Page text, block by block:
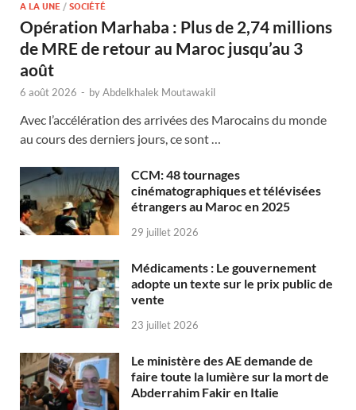
A LA UNE / SOCIÉTÉ
Opération Marhaba : Plus de 2,74 millions
de MRE de retour au Maroc jusqu’au 3
août
6 août 2026 - byAbdelkhalek Moutawakil
Avec l’accélération des arrivées des Marocains du monde
au cours des derniers jours, ce sont …
CCM: 48 tournages
cinématographiques et télévisées
étrangers au Maroc en 2025
29 juillet 2026
Médicaments : Le gouvernement
adopte un texte sur le prix public de
vente
23 juillet 2026
Le ministère des AE demande de
faire toute la lumière sur la mort de
Abderrahim Fakir en Italie